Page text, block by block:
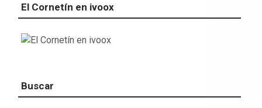
El Cornetín en ivoox
Buscar